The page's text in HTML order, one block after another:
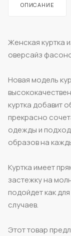
ОПИСАНИЕ
Женская куртка
оверсайз
Новая модель
куртка добавит
прекрасно
одежды и
образов на
Куртка имеет
застежку на
подойдет как
случаев.
Этот товар